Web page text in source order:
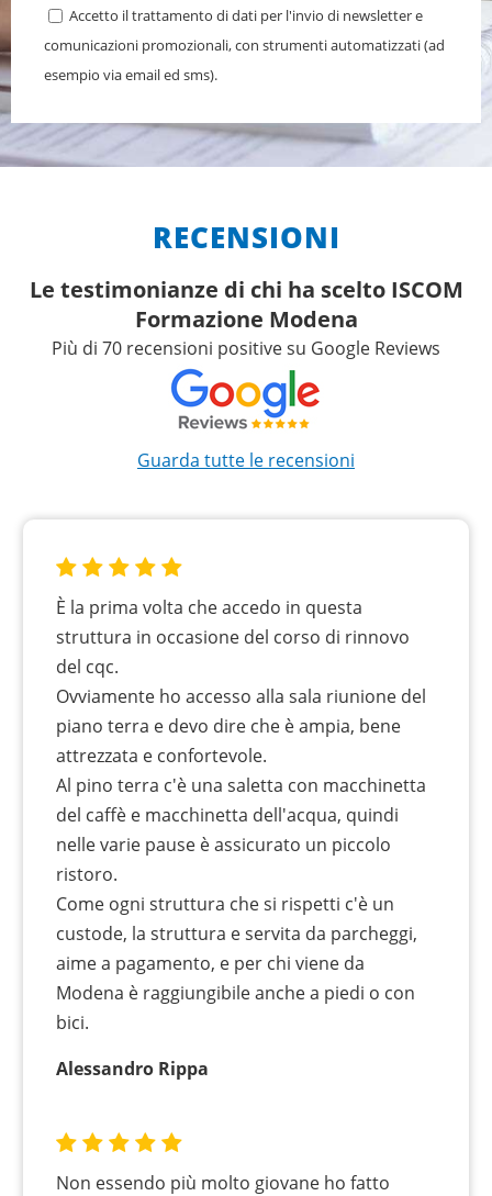
Accetto il trattamento di dati per l'invio di newsletter e
comunicazioni promozionali, con strumenti automatizzati (ad
esempio via email ed sms).
RECENSIONI
Le testimonianze di chi ha scelto ISCOM
Formazione Modena
Più di 70 recensioni positive su Google Reviews
Guarda tutte le recensioni
È la prima volta che accedo in questa
struttura in occasione del corso di rinnovo
del cqc.
Ovviamente ho accesso alla sala riunione del
piano terra e devo dire che è ampia, bene
attrezzata e confortevole.
Al pino terra c'è una saletta con macchinetta
del caffè e macchinetta dell'acqua, quindi
nelle varie pause è assicurato un piccolo
ristoro.
Come ogni struttura che si rispetti c'è un
custode, la struttura e servita da parcheggi,
aime a pagamento, e per chi viene da
Modena è raggiungibile anche a piedi o con
bici.
Alessandro Rippa
Non essendo più molto giovane ho fatto